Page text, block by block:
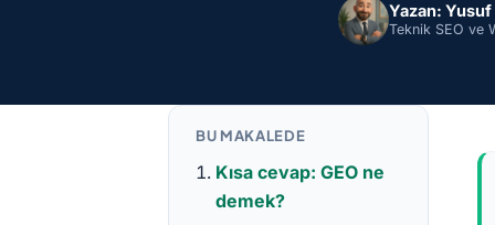
Yazan: Yusuf
Teknik SEO ve
BU MAKALEDE
Kısa cevap: GEO ne
demek?